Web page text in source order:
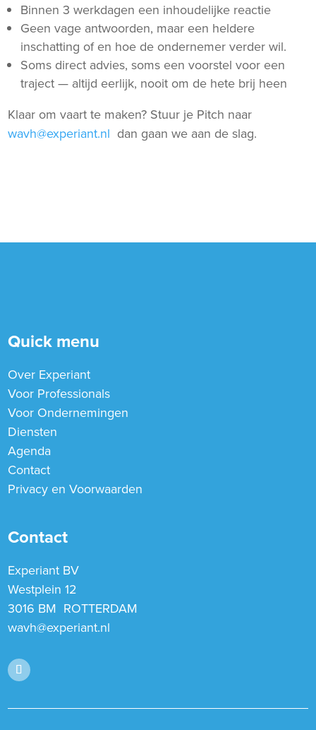
Binnen 3 werkdagen een inhoudelijke reactie
Geen vage antwoorden, maar een heldere
inschatting of en hoe de ondernemer verder wil.
Soms direct advies, soms een voorstel voor een
traject — altijd eerlijk, nooit om de hete brij heen
Klaar om vaart te maken? Stuur je Pitch naar
wavh@experiant.nl dan gaan we aan de slag.
Quick menu
Over Experiant
Voor Professionals
Voor Ondernemingen
Diensten
Agenda
Contact
Privacy en Voorwaarden
Contact
Experiant BV
Westplein 12
3016 BM ROTTERDAM
wavh@experiant.nl